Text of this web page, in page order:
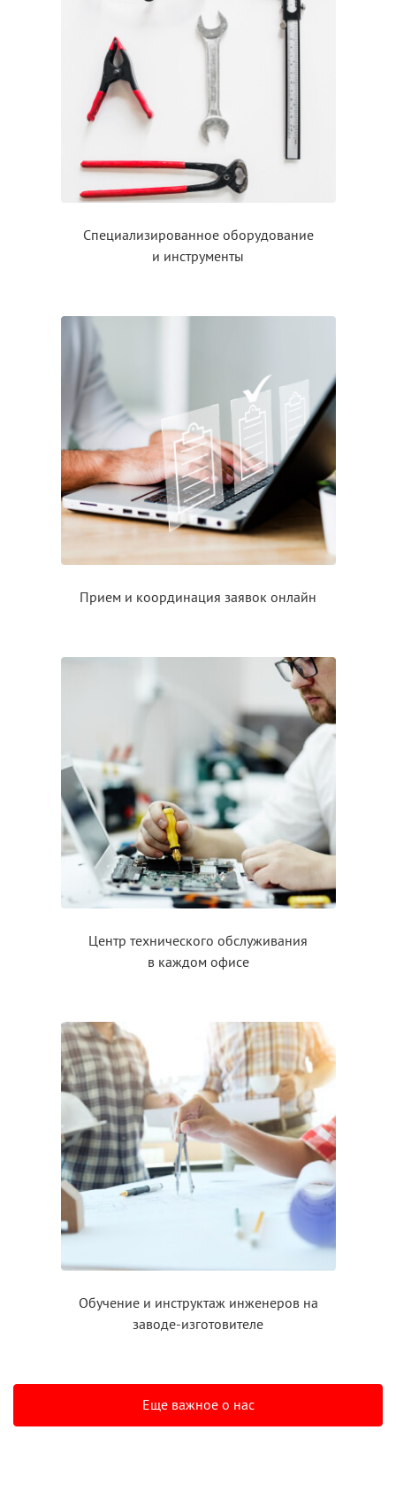
Специализированное оборудование
и инструменты
Прием и координация заявок онлайн
Центр технического обслуживания
в каждом офисе
Обучение и инструктажинженеров на
заводе-изготовителе
Еще важное о нас